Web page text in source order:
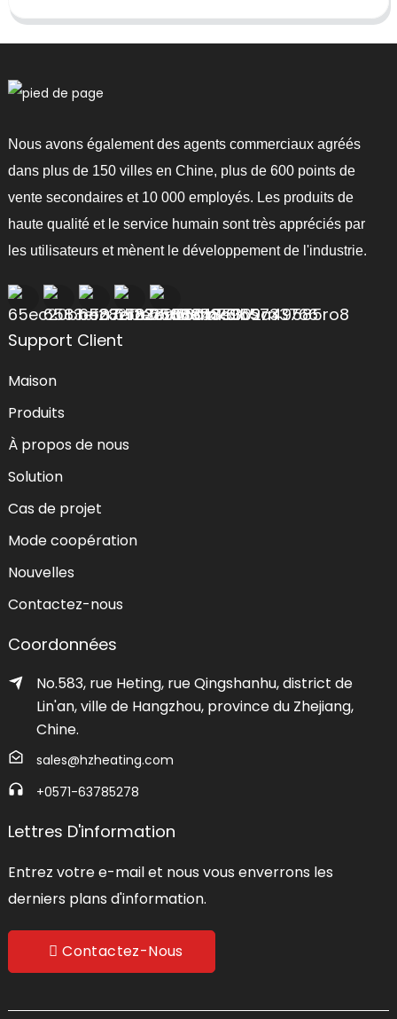
Nous avons également des agents commerciaux agréés
dans plus de 150 villes en Chine, plus de 600 points de
vente secondaires et 10 000 employés. Les produits de
haute qualité et le service humain sont très appréciés par
les utilisateurs et mènent le développement de l'industrie.
Support Client
Maison
Produits
À propos de nous
Solution
Cas de projet
Mode coopération
Nouvelles
Contactez-nous
Coordonnées
No.583, rue Heting, rue Qingshanhu, district de
Lin'an, ville de Hangzhou, province du Zhejiang,
Chine.
sales@hzheating.com
+0571-63785278
Lettres D'information
Entrez votre e-mail et nous vous enverrons les
derniers plans d'information.
Contactez-Nous